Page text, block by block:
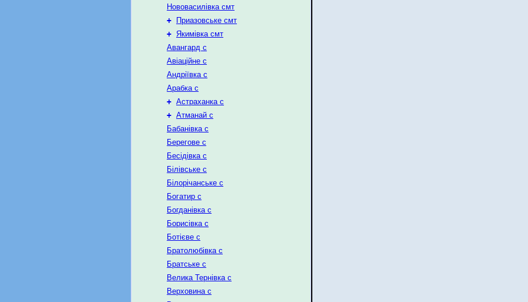
Нововасилівка смт
+
Приазовське смт
+ Якимівка смт
Авангард с
Авіаційне с
Андріївка с
Арабка с
+ Астраханка с
+ Атманай с
Бабанівка с
Берегове с
Бесідівка с
Білівське с
Білорічанське с
Богатир с
Богданівка с
Борисівка с
Ботієве с
Братолюбівка с
Братське с
Велика Тернівка с
Верховина с